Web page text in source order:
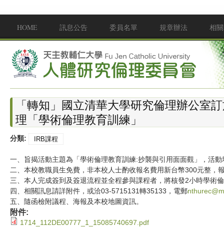
Main menu
HOME 訊息公告 委員名單 規章辦法 相
「轉知」國立清華大學研究倫理辦公室
理「學術倫理教育訓練」
分類: IRB課程
一、旨揭活動主題為「學術倫理教育訓練:抄襲與引用面面觀」，活
二、本校教職員生免費，非本校人士酌收報名費用新台幣300元整，
三、本人完成簽到及簽退流程並全程參與課程者，將核發2小時學術
四、相關訊息請詳附件，或洽03-5715131轉35133，電郵
五、隨函檢附議程、海報及本校地圖資訊。
附件:
1714_112DE00777_1_15085740697.pdf